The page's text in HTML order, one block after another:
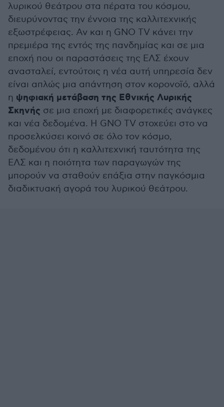
λυρικού θεάτρου στα πέρατα του κόσμου,
διευρύνοντας την έννοια της καλλιτεχνικής
εξωστρέφειας. Αν και η GNO TV κάνει την
πρεμιέρα της εντός της πανδημίας και σε μια
εποχή που οι παραστάσεις της ΕΛΣ έχουν
ανασταλεί, εντούτοις η νέα αυτή υπηρεσία δεν
είναι απλώς μια απάντηση στον κορονοϊό, αλλά
η ψηφιακή μετάβαση της Εθνικής Λυρικής
Σκηνής σε μια εποχή με διαφορετικές ανάγκες
και νέα δεδομένα. Η GNO TV στοχεύει στο να
προσελκύσει κοινό σε όλο τον κόσμο,
δεδομένου ότι η καλλιτεχνική ταυτότητα της
ΕΛΣ και η ποιότητα των παραγωγών της
μπορούν να σταθούν επάξια στην παγκόσμια
διαδικτυακή αγορά του λυρικού θεάτρου.